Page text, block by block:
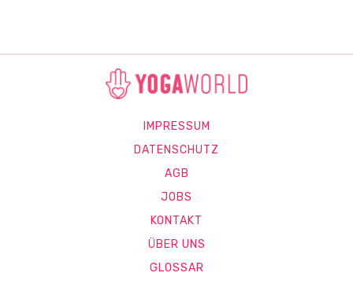
IMPRESSUM
DATENSCHUTZ
AGB
JOBS
KONTAKT
ÜBER UNS
GLOSSAR